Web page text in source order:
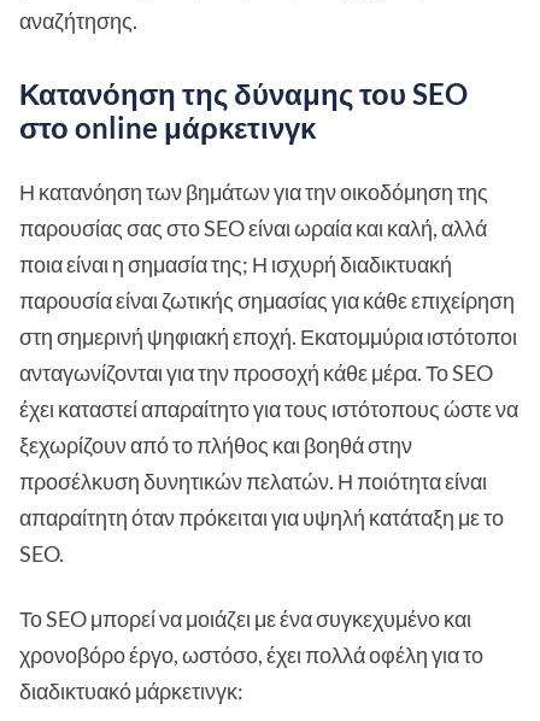
αναζήτησης.
Κατανόηση της δύναμης του SEO
στο online μάρκετινγκ
Η κατανόηση των βημάτων για την οικοδόμηση της
παρουσίας σας στο SEO είναι ωραία και καλή, αλλά
ποια είναι η σημασία της; Η ισχυρή διαδικτυακή
παρουσία είναι ζωτικής σημασίας για κάθε επιχείρηση
στη σημερινή ψηφιακή εποχή. Εκατομμύρια ιστότοποι
ανταγωνίζονται για την προσοχή κάθε μέρα. Το SEO
έχει καταστεί απαραίτητο για τους ιστότοπους ώστε να
ξεχωρίζουν από το πλήθος και βοηθά στην
προσέλκυση δυνητικών πελατών. Η ποιότητα είναι
απαραίτητη όταν πρόκειται για υψηλή κατάταξη με το
SEO.
Το SEO μπορεί να μοιάζει με ένα συγκεχυμένο και
χρονοβόρο έργο, ωστόσο, έχει πολλά οφέλη για το
διαδικτυακό μάρκετινγκ: